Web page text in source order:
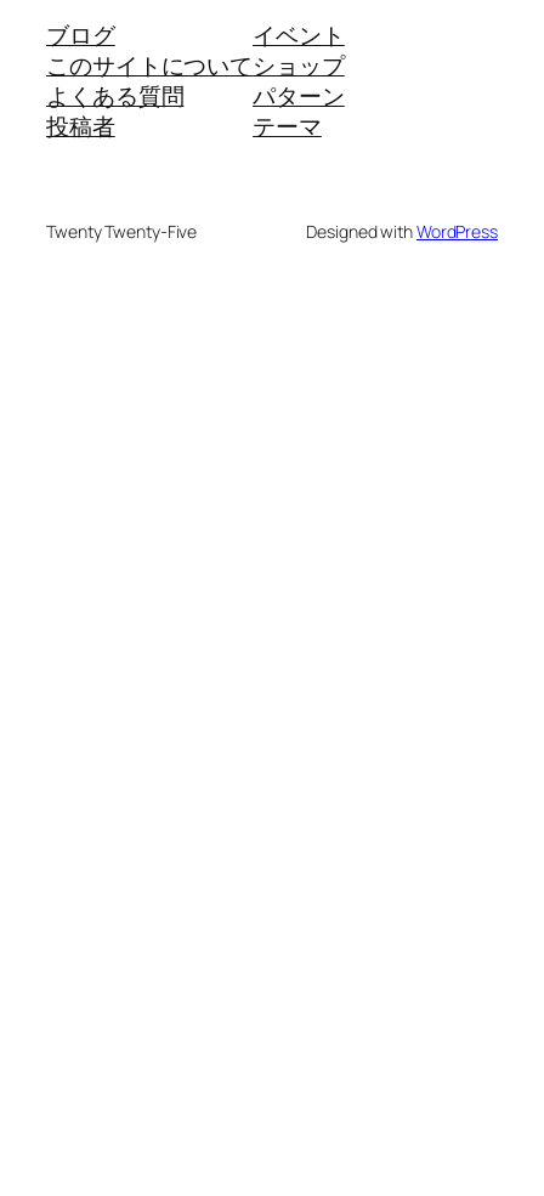
ブログ
このサイトについて
よくある質問
投稿者
イベント
ショップ
パターン
テーマ
Twenty Twenty-Five Designed withWordPress